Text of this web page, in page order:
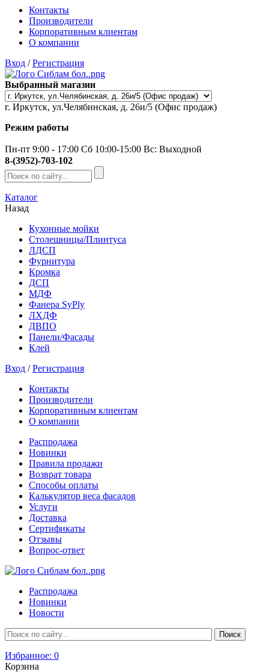
Контакты
Производители
Корпоративным клиентам
О компании
Вход /Регистрация
Выбранный магазин
г. Иркутск, ул.Челябинская, д. 26и/5 (Офис продаж)
Режим работы
Пн-пт 9:00 - 17:00 Сб 10:00-15:00 Вс: Выходной
8-(3952)-703-102
Каталог
Назад
Кухонные мойки
Столешницы/Плинтуса
ЛДСП
Фурнитура
Кромка
ДСП
МДФ
Фанера SyPly
ЛХДФ
ДВПО
Панели/Фасады
Клей
Вход /Регистрация
Контакты
Производители
Корпоративным клиентам
О компании
Распродажа
Новинки
Правила продажи
Возврат товара
Способы оплаты
Калькулятор веса фасадов
Услуги
Доставка
Сертификаты
Отзывы
Вопрос-ответ
Распродажа
Новинки
Новости
Избранное: 0
Корзина